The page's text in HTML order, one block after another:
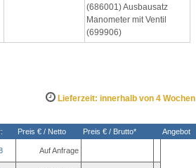
(686001) Ausbausatz
Manometer mit Ventil
(699906)
Lieferzeit: innerhalb von 4 Wochen
Preis € / Netto Preis € / Brutto* Angebot
Auf Anfrage